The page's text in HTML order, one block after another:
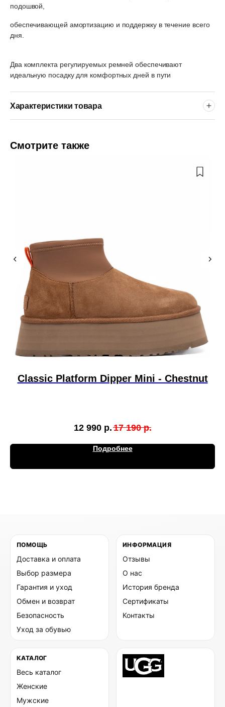
подошвой,
обеспечивающей амортизацию и поддержку в течение всего
дня.
Два комплекта регулируемых ремней обеспечивают
идеальную посадку для комфортных дней в пути
Характеристики товара
Смотрите также
Classic Platform Dipper Mini - Chestnut
12 990 р.17 190 р.
Подробнее
ПОМОЩЬ
Доставка и оплата
Выбор размера
Гарантия и уход
Обмен и возврат
Безопасность
Уход за обувью
ИНФОРМАЦИЯ
Отзывы
О нас
История бренда
Сертификаты
Контакты
КАТАЛОГ
Весь каталог
Женские
Мужские